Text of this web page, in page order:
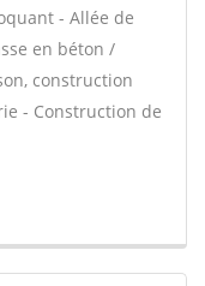
- Allée de
en béton /
construction
- Construction de